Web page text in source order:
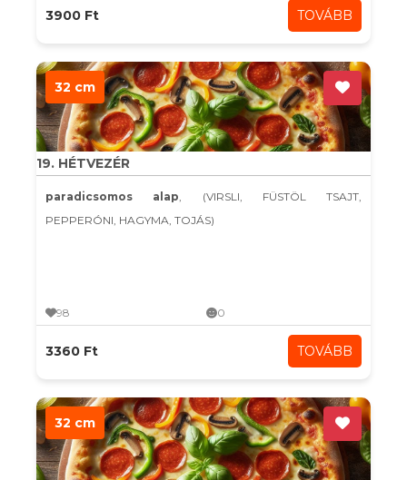
3900 Ft TOVÁBB
32 cm
19. HÉTVEZÉR
paradicsomos alap, (VIRSLI, FÜSTÖL TSAJT,
PEPPERÓNI, HAGYMA, TOJÁS)
98 0
3360 Ft TOVÁBB
32 cm